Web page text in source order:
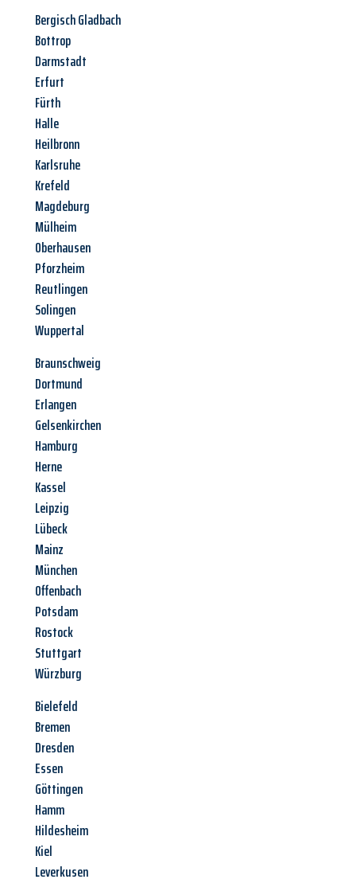
Bergisch Gladbach
Bottrop
Darmstadt
Erfurt
Fürth
Halle
Heilbronn
Karlsruhe
Krefeld
Magdeburg
Mülheim
Oberhausen
Pforzheim
Reutlingen
Solingen
Wuppertal
Braunschweig
Dortmund
Erlangen
Gelsenkirchen
Hamburg
Herne
Kassel
Leipzig
Lübeck
Mainz
München
Offenbach
Potsdam
Rostock
Stuttgart
Würzburg
Bielefeld
Bremen
Dresden
Essen
Göttingen
Hamm
Hildesheim
Kiel
Leverkusen